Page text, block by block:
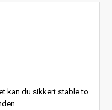
kan du sikkert stable to